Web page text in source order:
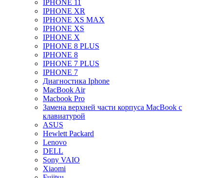
IPHONE 11
IPHONE XR
IPHONE XS MAX
IPHONE XS
IPHONE X
IPHONE 8 PLUS
IPHONE 8
IPHONE 7 PLUS
IPHONE 7
Диагностика Iphone
MacBook Air
Macbook Pro
Замена верхней части корпуса MacBook с
клавиатурой
ASUS
Hewlett Packard
Lenovo
DELL
Sony VAIO
Xiaomi